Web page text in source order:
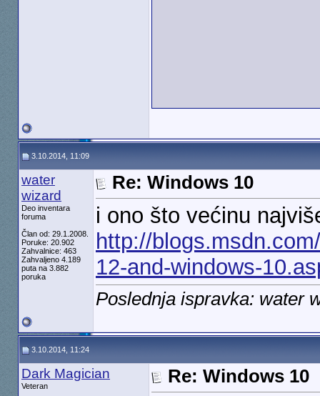
3.10.2014, 11:09
water
wizard
Deo inventara
foruma
Član od: 29.1.2008.
Poruke: 20.902
Zahvalnice: 463
Zahvaljeno 4.189
puta na 3.882
poruka
Re: Windows 10
i ono što većinu
http://
12-and-windows-
Poslednja ispravka: water
3.10.2014, 11:24
Dark Magician
Veteran
Re: Windows 10